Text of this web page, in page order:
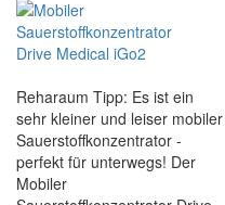
Reharaum Tipp: Es ist ein
sehr kleiner und leiser mobiler
Sauerstoffkonzentrator -
perfekt für unterwegs! Der
Mobiler